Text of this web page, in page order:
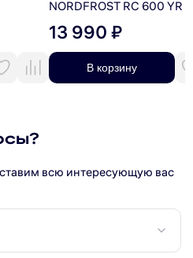
NORDFROST RC 600 YR
13 990 ₽
В корзину
всю интересующую вас